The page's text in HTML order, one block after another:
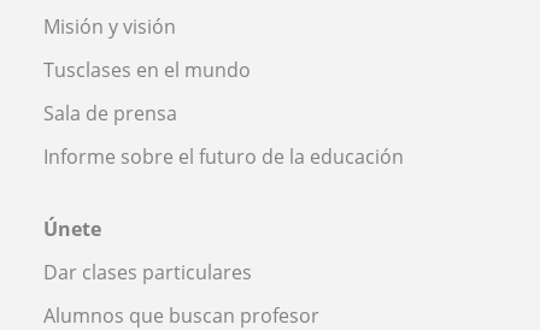
Misión y visión
Tusclases en el mundo
Sala de prensa
Informe sobre el futuro de la educación
Únete
Dar clases particulares
Alumnos que buscan profesor